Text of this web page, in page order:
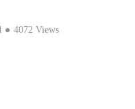
4072 Views